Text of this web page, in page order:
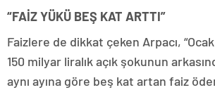
“FAİZ YÜKÜ BEŞ KAT ARTTI”
Faizlere de dikkat çeken Arpacı,
150 milyar liralık açık şokunun
aynı ayına göre beş kat artan faiz